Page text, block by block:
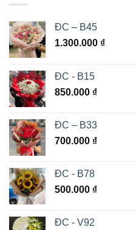
ĐC – B45
1.300.000 ₫
ĐC - B15
850.000 ₫
ĐC – B33
700.000 ₫
ĐC - B78
500.000 ₫
ĐC - V92